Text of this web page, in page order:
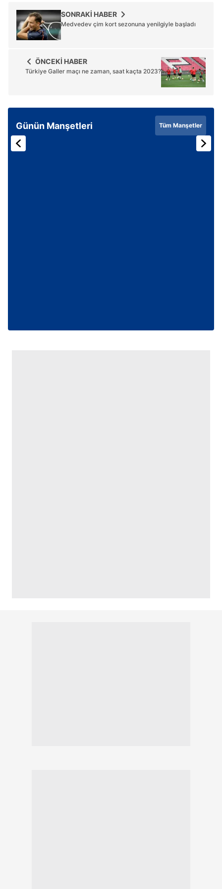
SONRAKİ HABER
Medvedev çim kort sezonuna yenilgiyle başladı
ÖNCEKİ HABER
Türkiye Galler maçı ne zaman, saat kaçta 2023?
Günün Manşetleri Tüm Manşetler